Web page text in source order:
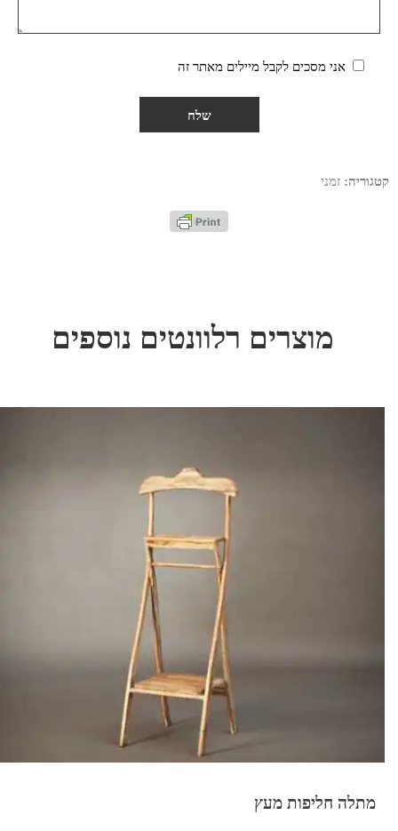
אני מסכים לקבל מיילים מאתר זה
קטגוריה: זמני
מוצרים רלוונטים נוספים
מתלה חליפות מעץ